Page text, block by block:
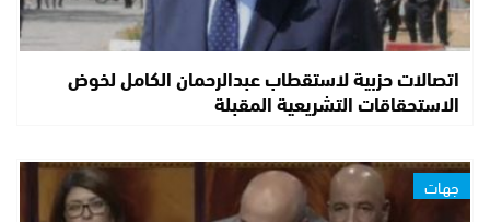
اتصالات حزبية لاستقطاب عبدالرحمان الكامل لخوض
الاستحقاقات التشريعية المقبلة
جهات